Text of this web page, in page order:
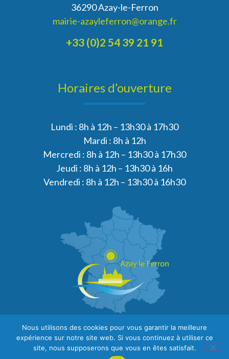
36290 Azay-le-Ferron
mairie-azayleferron@orange.fr
+33 (0)2 54 39 21 91
Horaires d’ouverture
Lundi : 8h à 12h – 13h30 à 17h30
Mardi : 8h à 12h
Mercredi : 8h à 12h – 13h30 à 17h30
Jeudi : 8h à 12h – 13h30 à 16h
Vendredi : 8h à 12h – 13h30 à 16h30
Nous utilisons des cookies pour vous garantir la meilleure
expérience sur notre site web. Si vous continuez à utiliser ce
site, nous supposerons que vous en êtes satisfait.